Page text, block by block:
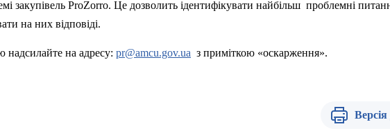
закупівель ProZorro. Це дозволить ідентифікувати найбільш проблемні
на них відповіді.
надсилайте на адресу: pr@amcu.gov.ua з приміткою «оскарження».